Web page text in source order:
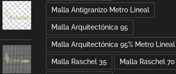
Malla Antigranizo Metro Lineal
Malla Arquitectónica 95
Malla Arquitectónica 95% Metro Lineal
Malla Raschel 35 Malla Raschel 70